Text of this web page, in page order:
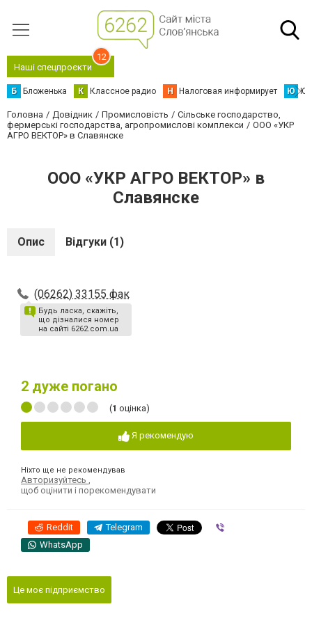
Наші спецпроєкти
12
Б Бложенька К Классное радио Н Налоговая информирует Ю
Головна Довідник Промисловість
Сільське господарство,
фермерські господарства, агропромислові комплекси
ООО «УКР
АГРО ВЕКТОР» в Славянске
ООО «УКР АГРО ВЕКТОР» в
Славянске
Опис Відгуки (1)
(06262) 33155 фак
Будь ласка, скажіть,
що дізналися номер
на сайті 6262.com.ua
2 дуже погано
(1 оцінка)
Я рекомендую
Ніхто ще не рекомендував
Авторизуйтесь
щоб оцінити і порекомендувати
Reddit Telegram
WhatsApp
Це моє підприємство